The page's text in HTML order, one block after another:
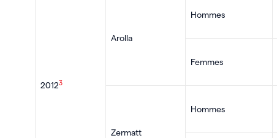
20123
Arolla
Hommes
Femmes
Zermatt
Hommes